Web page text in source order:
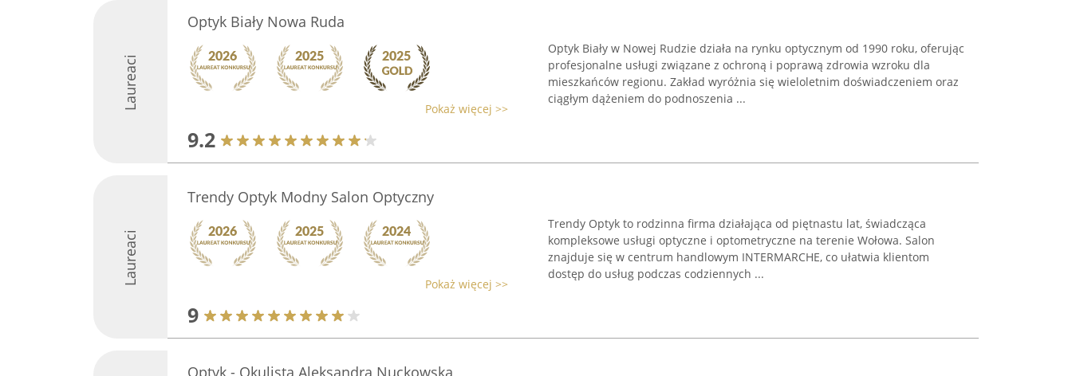
Laureaci
Optyk Biały Nowa Ruda
Pokaż więcej >>
9.2
Optyk Biały w Nowej Rudzie działa na rynku optycznym od 1990 roku, oferując
profesjonalne usługi związane z ochroną i poprawą zdrowia wzroku dla
mieszkańców regionu. Zakład wyróżnia się wieloletnim doświadczeniem oraz
ciągłym dążeniem do podnoszenia ...
Laureaci
Trendy Optyk Modny Salon Optyczny
Pokaż więcej >>
9
Trendy Optyk to rodzinna firma działająca od piętnastu lat, świadcząca
kompleksowe usługi optyczne i optometryczne na terenie Wołowa. Salon
znajduje się w centrum handlowym INTERMARCHE, co ułatwia klientom
dostęp do usług podczas codziennych ...
Optyk - Okulista Aleksandra Nuckowska